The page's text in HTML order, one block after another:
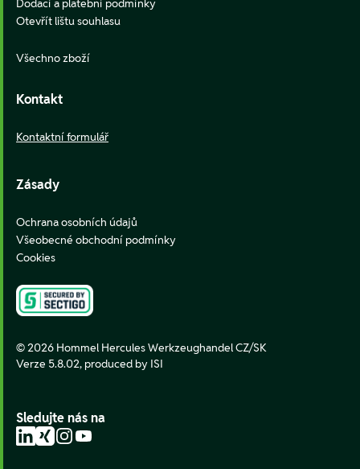
Dodací a platební podmínky
Otevřít lištu souhlasu
Všechno zboží
Kontakt
Kontaktní formulář
Zásady
Ochrana osobních údajů
Všeobecné obchodní podmínky
Cookies
© 2026 Hommel Hercules Werkzeughandel CZ/SK
Verze 5.8.02, produced by ISI
Sledujte nás na
LinkedIn
XingInstagram
YouTube